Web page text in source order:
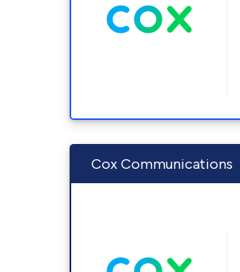
Cox Communications